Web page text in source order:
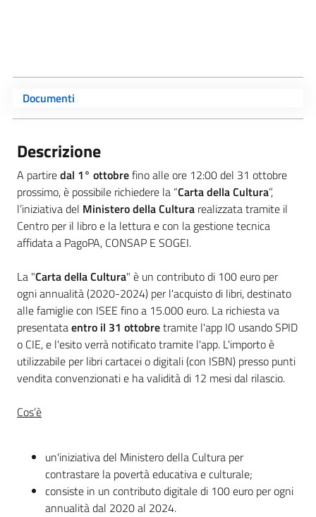
Documenti
Descrizione
A partiredal 1° ottobrefino alle ore 12:00 del 31 ottobre
prossimo, è possibile richiedere la “Carta della Cultura”,
l’iniziativa del Ministero della Cultura realizzata tramite il
Centro per il libro e la lettura e con la gestione tecnica
affidata a PagoPA, CONSAP E SOGEI.
La "Carta della Cultura" è un contributo di 100 euro per
ogni annualità (2020-2024) per l'acquisto di libri, destinato
alle famiglie con ISEE fino a 15.000 euro. La richiesta va
presentataentro il 31 ottobretramite l'app IO usando SPID
o CIE, e l'esito verrà notificato tramite l'app. L'importo è
utilizzabile per libri cartacei o digitali (con ISBN) presso punti
vendita convenzionati e ha validità di 12 mesi dal rilascio.
Cos’è
un'iniziativa del Ministero della Cultura per
contrastare la povertà educativa e culturale;
consiste in un contributo digitale di 100 euro per ogni
annualità dal 2020 al 2024.